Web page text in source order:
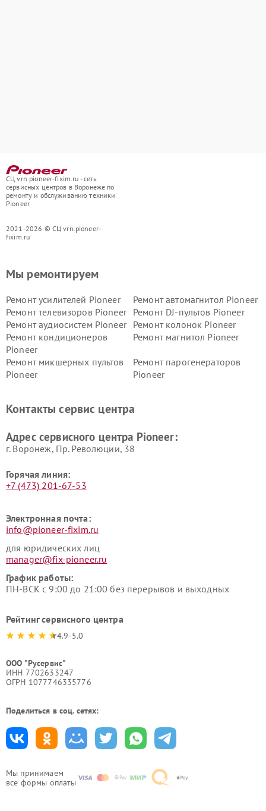
СЦ vrn.pioneer-fixim.ru - сеть
сервисных центров в Воронеже по
ремонту и обслуживанию техники
Pioneer
2021-2026 © СЦ vrn.pioneer-
fixim.ru
Мы принимаем
все формы оплаты
Мы ремонтируем
Ремонт усилителей Pioneer
Ремонт автомагнитол Pioneer
Ремонт телевизоров Pioneer
Ремонт DJ-пультов Pioneer
Ремонт аудиосистем Pioneer
Ремонт колонок Pioneer
Ремонт кондиционеров
Pioneer
Ремонт магнитол Pioneer
Ремонт микшерных пультов
Pioneer
Ремонт парогенераторов
Pioneer
Контакты сервис центра
Адрес сервисного центра Pioneer:
г. Воронеж, Пр. Революции, 38
Горячая линия:
+7 (473) 201-67-53
Электронная почта:
info@pioneer-fixim.ru
для юридических лиц
manager@fix-pioneer.ru
График работы:
ПН-ВСК с 9:00 до 21:00 без перерывов и выходных
Рейтинг сервисного центра
4.9-5.0
ООО "Русервис"
ИНН 7702633247
ОГРН 1077746335776
Поделиться в соц. сетях: